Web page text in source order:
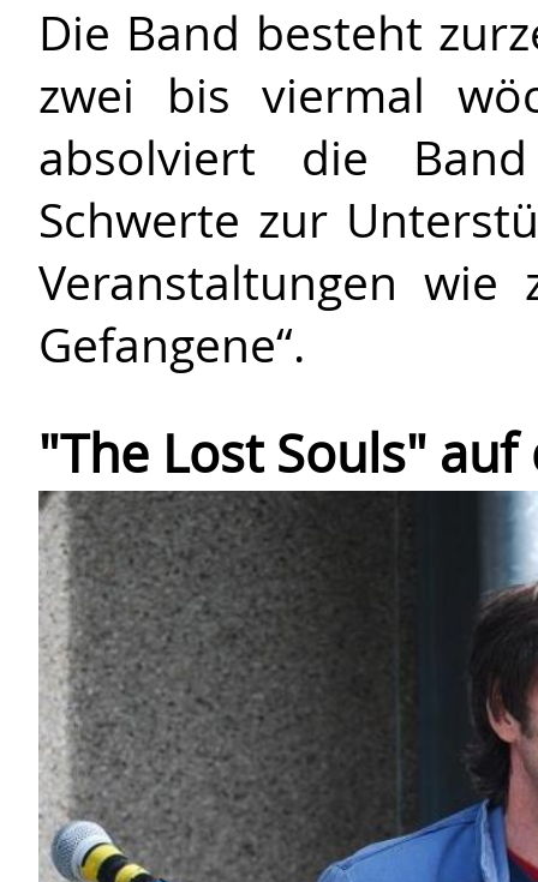
Die Band besteht
zwei bis viermal
absolviert die
Schwerte zur
Veranstaltungen wie
Gefangene“.
"The Lost Souls"